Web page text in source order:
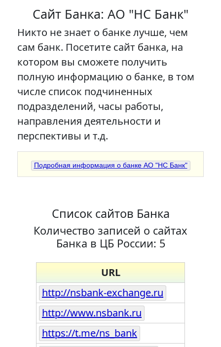
Сайт Банка: АО "НС Банк"
Никто не знает о банке лучше, чем
сам банк. Посетите сайт банка, на
котором вы сможете получить
полную информацию о банке, в том
числе список подчиненных
подразделений, часы работы,
направления деятельности и
перспективы и т.д.
Подробная информация о банке АО "НС Банк"
Список сайтов Банка
Количество записей о сайтах
Банка в ЦБ России: 5
URL
http://nsbank-exchange.ru
http://www.nsbank.ru
https://t.me/ns_bank